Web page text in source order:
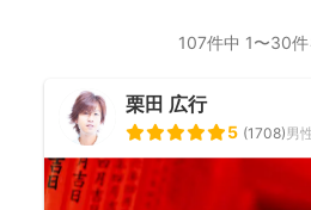
107件中 1〜30
栗田 広行
5 (1708)男